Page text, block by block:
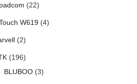
(22)
W619(4)
(2)
(196)
BLUBOO(3)